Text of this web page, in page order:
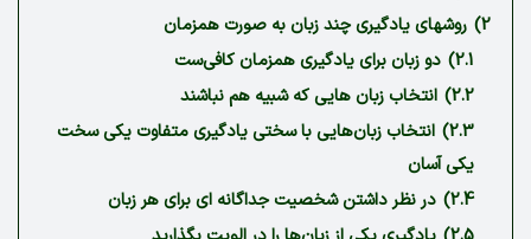
2) روشهای یادگیری چند زبان به صورت همزمان
2.1) دو زبان برای یادگیری همزمان کافی‌ست
2.2) انتخاب زبان هایی که شبیه هم نباشند
2.3) انتخاب زبان‌هایی با سختی یادگیری متفاوت یکی سخت
یکی آسان
2.4) در نظر داشتن شخصیت جداگانه ای برای هر زبان